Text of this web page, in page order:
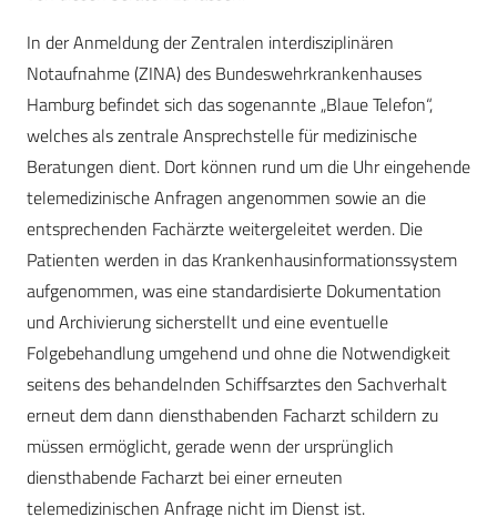
In der Anmeldung der Zentralen interdisziplinären
Notaufnahme (ZINA) des Bundeswehrkrankenhauses
Hamburg befindet sich das sogenannte „Blaue Telefon“,
welches als zentrale Ansprechstelle für medizinische
Beratungen dient. Dort können rund um die Uhr eingehende
telemedizinische Anfragen angenommen sowie an die
entsprechenden Fachärzte weitergeleitet werden. Die
Patienten werden in das Krankenhausinformationssystem
aufgenommen, was eine standardisierte Dokumentation
und Archivierung sicherstellt und eine eventuelle
Folgebehandlung umgehend und ohne die Notwendigkeit
seitens des behandelnden Schiffsarztes den Sachverhalt
erneut dem dann diensthabenden Facharzt schildern zu
müssen ermöglicht, gerade wenn der ursprünglich
diensthabende Facharzt bei einer erneuten
telemedizinischen Anfrage nicht im Dienst ist.